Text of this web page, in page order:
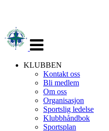
navigasjon
KLUBBEN
Kontakt oss
Bli medlem
Om oss
Organisasjon
Sportslig ledelse
Klubbhåndbok
Sportsplan